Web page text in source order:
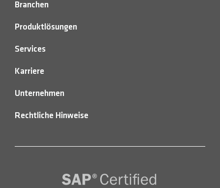
Branchen
Produktlösungen
Services
Karriere
Unternehmen
Rechtliche Hinweise